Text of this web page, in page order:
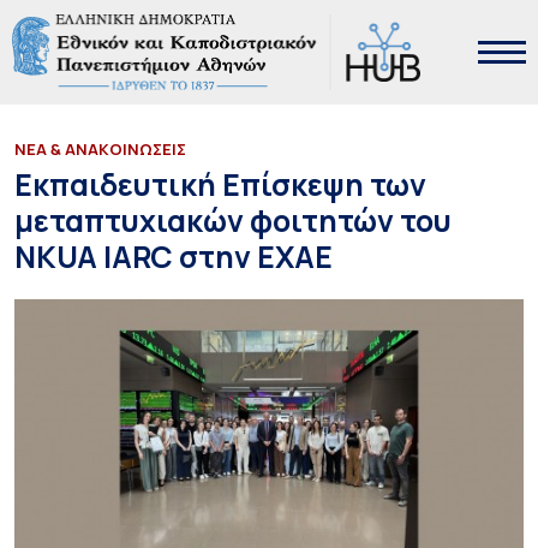
ΝΕΑ & ΑΝΑΚΟΙΝΩΣΕΙΣ
Εκπαιδευτική Επίσκεψη των
μεταπτυχιακών φοιτητών του
NKUA IARC στην ΕΧΑΕ